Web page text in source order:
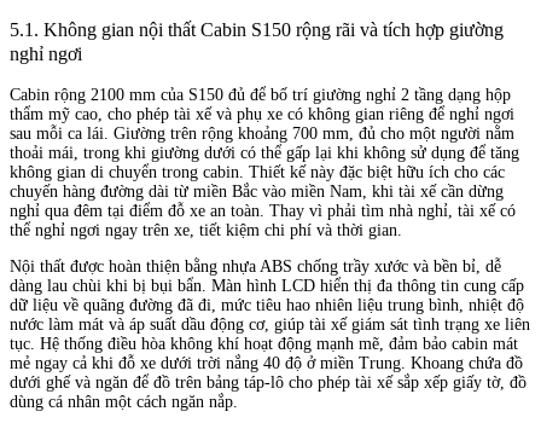
5.1. Không gian nội thất Cabin S150 rộng rãi và tích hợp giường
nghỉ ngơi
Cabin rộng 2100 mm của S150 đủ để bố trí giường nghỉ 2 tầng dạng hộp
thẩm mỹ cao, cho phép tài xế và phụ xe có không gian riêng để nghỉ ngơi
sau mỗi ca lái. Giường trên rộng khoảng 700 mm, đủ cho một người nằm
thoải mái, trong khi giường dưới có thể gấp lại khi không sử dụng để tăng
không gian di chuyển trong cabin. Thiết kế này đặc biệt hữu ích cho các
chuyến hàng đường dài từ miền Bắc vào miền Nam, khi tài xế cần dừng
nghỉ qua đêm tại điểm đỗ xe an toàn. Thay vì phải tìm nhà nghỉ, tài xế có
thể nghỉ ngơi ngay trên xe, tiết kiệm chi phí và thời gian.
Nội thất được hoàn thiện bằng nhựa ABS chống trầy xước và bền bỉ, dễ
dàng lau chùi khi bị bụi bẩn. Màn hình LCD hiển thị đa thông tin cung cấp
dữ liệu về quãng đường đã đi, mức tiêu hao nhiên liệu trung bình, nhiệt độ
nước làm mát và áp suất dầu động cơ, giúp tài xế giám sát tình trạng xe liên
tục. Hệ thống điều hòa không khí hoạt động mạnh mẽ, đảm bảo cabin mát
mẻ ngay cả khi đỗ xe dưới trời nắng 40 độ ở miền Trung. Khoang chứa đồ
dưới ghế và ngăn để đồ trên bảng táp-lô cho phép tài xế sắp xếp giấy tờ, đồ
dùng cá nhân một cách ngăn nắp.